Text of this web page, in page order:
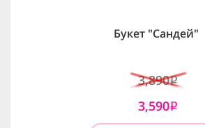
Букет "Сандей"
3,890i
3,590i